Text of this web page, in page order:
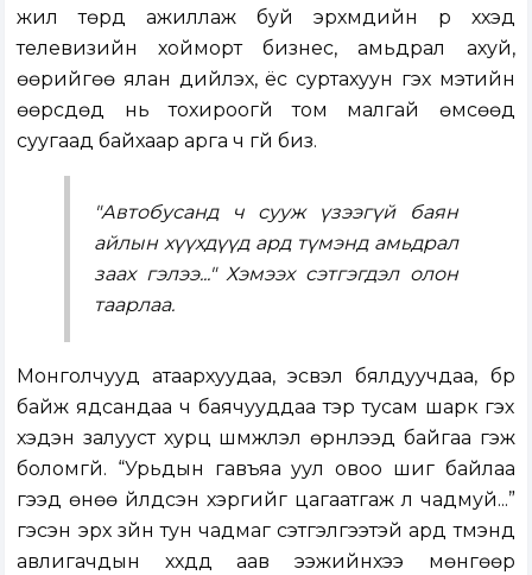
жил төрд ажиллаж буй эрхмүүдийн үр хүүхэд
телевизийн хойморт бизнес, амьдрал ахуй,
өөрийгөө ялан дийлэх, ёс суртахуун гэх мэтийн
өөрсдөд нь тохироогүй том малгай өмсөөд
суугаад байхаар арга ч үгүй биз.
"Автобусанд ч сууж үзээгүй баян
айлын хүүхдүүд ард түмэнд амьдрал
заах гэлээ..." Хэмээх сэтгэгдэл олон
таарлаа.
Монголчууд атаархуудаа, эсвэл бялдуучдаа, бүр
байж ядсандаа ч баячууддаа тэр тусам шарк гэх
хэдэн залууст хурц шүүмжлэл өрнүүлээд байгаа гэж
боломгүй. “Урьдын гавъяа уул овоо шиг байлаа
гээд өнөө үйлдсэн хэргийг цагаатгаж үл чадмуй...”
гэсэн эрх зүйн тун чадмаг сэтгэлгээтэй ард түмэнд
авлигачдын хүүхдүүд аав ээжийнхээ мөнгөөр